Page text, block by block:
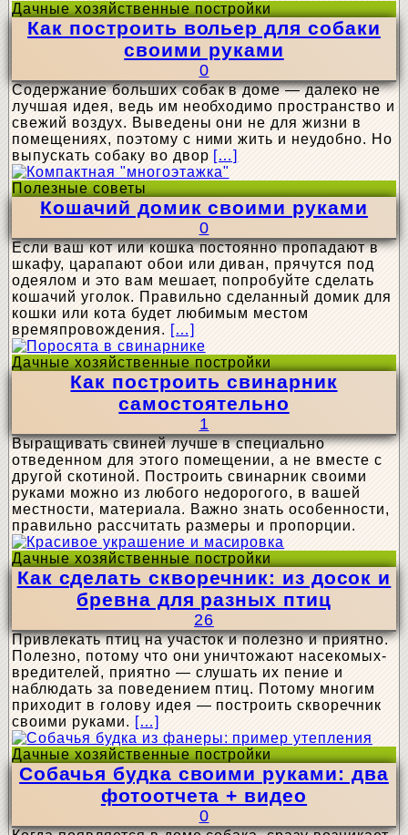
Дачные хозяйственные постройки
Как построить вольер для собаки
своими руками
0
Содержание больших собак в доме — далеко не
лучшая идея, ведь им необходимо пространство и
свежий воздух. Выведены они не для жизни в
помещениях, поэтому с ними жить и неудобно. Но
выпускать собаку во двор […]
Полезные советы
Кошачий домик своими руками
0
Если ваш кот или кошка постоянно пропадают в
шкафу, царапают обои или диван, прячутся под
одеялом и это вам мешает, попробуйте сделать
кошачий уголок. Правильно сделанный домик для
кошки или кота будет любимым местом
времяпровождения. […]
Дачные хозяйственные постройки
Как построить свинарник
самостоятельно
1
Выращивать свиней лучше в специально
отведенном для этого помещении, а не вместе с
другой скотиной. Построить свинарник своими
руками можно из любого недорогого, в вашей
местности, материала. Важно знать особенности,
правильно рассчитать размеры и пропорции.
Дачные хозяйственные постройки
Как сделать скворечник: из досок и
бревна для разных птиц
26
Привлекать птиц на участок и полезно и приятно.
Полезно, потому что они уничтожают насекомых-
вредителей, приятно — слушать их пение и
наблюдать за поведением птиц. Потому многим
приходит в голову идея — построить скворечник
своими руками. […]
Дачные хозяйственные постройки
Собачья будка своими руками: два
фотоотчета + видео
0